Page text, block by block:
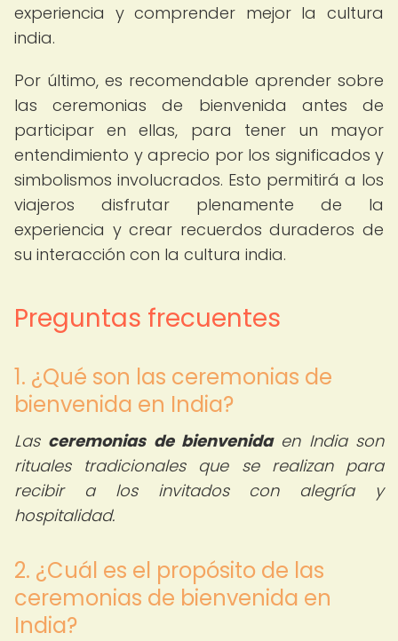
experiencia y comprender mejor la cultura
india.
Por último, es recomendable aprender sobre
las ceremonias de bienvenida antes de
participar en ellas, para tener un mayor
entendimiento y aprecio por los significados y
simbolismos involucrados. Esto permitirá a los
viajeros disfrutar plenamente de la
experiencia y crear recuerdos duraderos de
su interacción con la cultura india.
Preguntas frecuentes
1. ¿Qué son las ceremonias de
bienvenida en India?
Las ceremonias de bienvenidaen India son
rituales tradicionales que se realizan para
recibir a los invitados con alegría y
hospitalidad.
2. ¿Cuál es el propósito de las
ceremonias de bienvenida en
India?